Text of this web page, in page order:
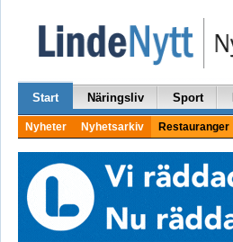
Start Näringsliv Sport
Nyheter Nyhetsarkiv Restauranger